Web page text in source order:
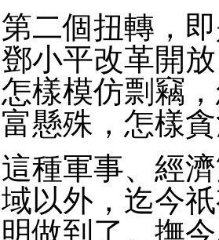
第二個扭轉，
鄧小平改革開
怎樣模仿剽竊
富懸殊，怎樣貪
這種軍事、經
域以外，迄今
明做到了。撫